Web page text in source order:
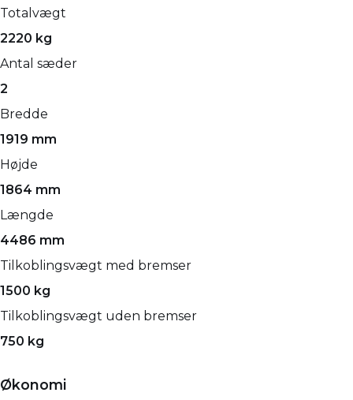
Totalvægt
2220 kg
Antal sæder
2
Bredde
1919 mm
Højde
1864 mm
Længde
4486 mm
Tilkoblingsvægt med bremser
1500 kg
Tilkoblingsvægt uden bremser
750 kg
Økonomi